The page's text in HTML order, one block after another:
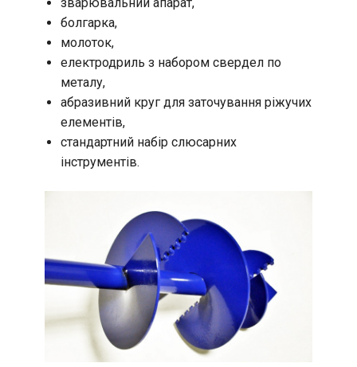
болгарка,
молоток,
електродриль з набором свердел по
металу,
абразивний круг для заточування ріжучих
елементів,
стандартний набір слюсарних
інструментів.